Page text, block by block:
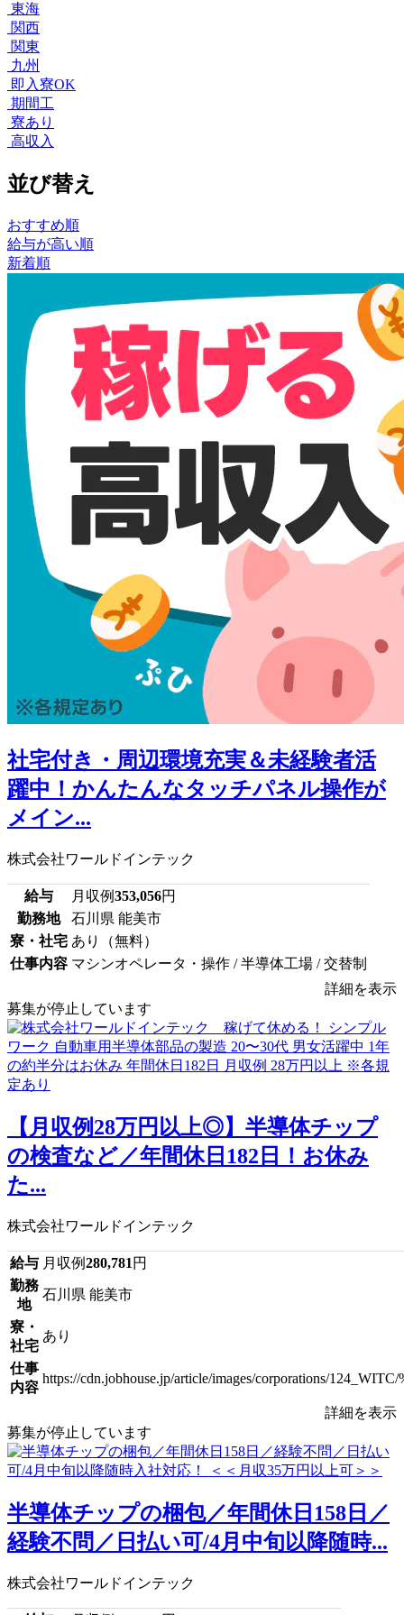
東海
関西
関東
九州
即入寮OK
期間工
寮あり
高収入
並び替え
おすすめ順
給与が高い順
新着順
社宅付き・周辺環境充実＆未経験者活
躍中！かんたんなタッチパネル操作が
メイン...
株式会社ワールドインテック
給与 月収例353,056円
勤務地
石川県 能美市
寮・社宅 あり（無料）
仕事内容 マシンオペレータ・操作 / 半導体工場 / 交替制
詳細を表示
募集が停止しています
【月収例28万円以上◎】半導体チップ
の検査など／年間休日182日！お休み
た...
株式会社ワールドインテック
給与 月収例280,781 円
勤務
地
石川県 能美市
寮・
社宅
あり
仕事
内容
https://cdn.jobhouse.jp/article/images/corporations/
詳細を表示
募集が停止しています
半導体チップの梱包／年間休日158日／
経験不問／日払い可/4月中旬以降随時...
株式会社ワールドインテック